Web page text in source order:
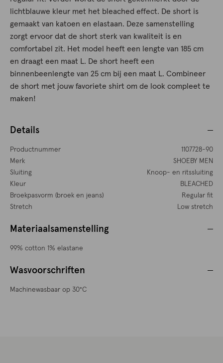
lichtblauwe kleur met het bleached effect. De short is
gemaakt van katoen en elastaan. Deze samenstelling
zorgt ervoor dat de short sterk van kwaliteit is en
comfortabel zit. Het model heeft een lengte van 185 cm
en draagt een maat L. De short heeft een
binnenbeenlengte van 25 cm bij een maat L. Combineer
de short met jouw favoriete shirt om de look compleet te
maken!
Details
Productnummer
1107728-90
Merk
SHOEBY MEN
Sluiting
Knoop- en ritssluiting
Kleur
BLEACHED
Broekpasvorm (broek en jeans)
Regular fit
Stretch
Low stretch
Materiaalsamenstelling
99% cotton 1% elastane
Wasvoorschriften
Machinewasbaar op 30°C